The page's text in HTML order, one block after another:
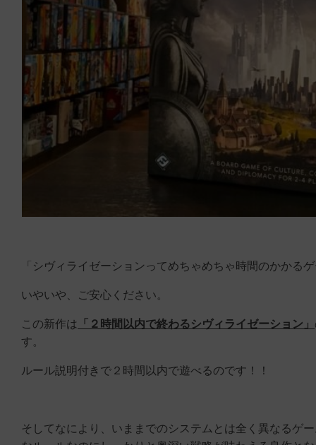
「シヴィライゼーションってめちゃめちゃ時間のかかる
いやいや、ご安心ください。
この新作は 「２時間以内で終わるシヴィライゼーション」
す。
ルール説明付きで２時間以内で遊べるのです！！
そしてなにより、いままでのシステムとは全く異なるゲ